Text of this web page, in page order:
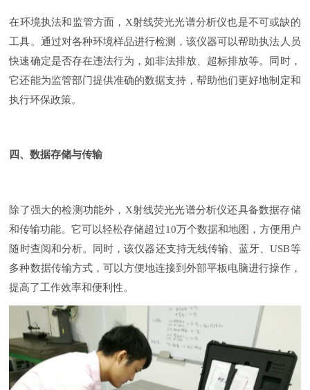
在环境执法和监管方面， X射线荧光光谱分析仪也是不可或缺的
工具。通过对各种环境样品进行检测，该仪器可以帮助执法人员
快速确定是否存在违法行为，如非法排放、超标排放等。同时，
它还能为监管部门提供准确的数据支持，帮助他们更好地制定和
执行环保政策。
四、数据存储与传输
除了强大的检测功能外， X射线荧光光谱分析仪还具备数据存储
和传输功能。它可以轻松存储超过10万个数据和地图，方便用户
随时查阅和分析。同时，该仪器还支持无线传输、蓝牙、USB等
多种数据传输方式，可以方便地连接到外部平板电脑进行操作，
提高了工作效率和便利性。